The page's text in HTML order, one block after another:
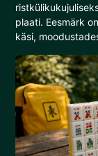
plaati. Eesmärk
käsi,